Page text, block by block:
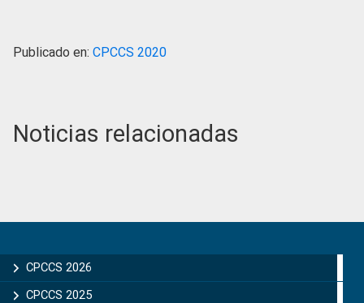
Publicado en: CPCCS 2020
Noticias relacionadas
Sidebar
CPCCS 2026
CPCCS 2025